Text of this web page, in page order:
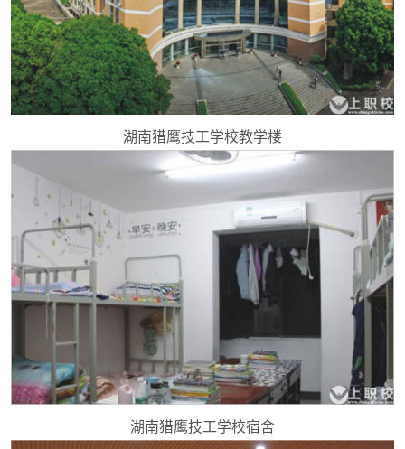
湖南猎鹰技工学校教学楼
湖南猎鹰技工学校宿舍